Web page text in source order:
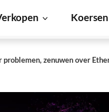
Koersen
zenuwen over